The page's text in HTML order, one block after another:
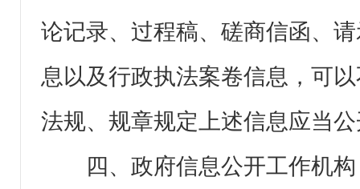
论记录、过程稿、磋商信函、
息以及行政执法案卷信息，可
法规、规章规定上述信息应当
四、政府信息公开工作机构